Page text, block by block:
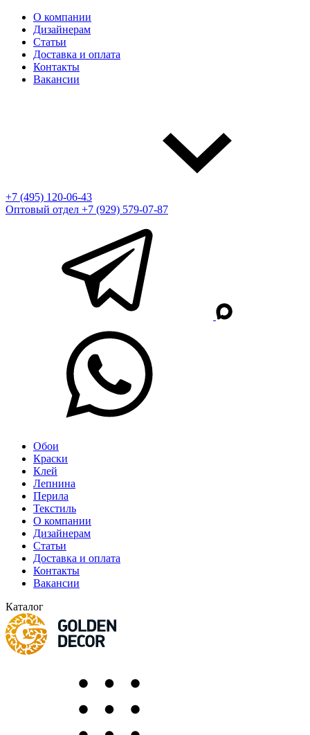
О компании
Дизайнерам
Статьи
Доставка и оплата
Контакты
Вакансии
+7 (495) 120-06-43
Оптовый отдел +7 (929) 579-07-87
Обои
Краски
Клей
Лепнина
Перила
Текстиль
О компании
Дизайнерам
Статьи
Доставка и оплата
Контакты
Вакансии
Каталог